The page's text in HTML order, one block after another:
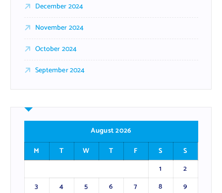
December 2024
November 2024
October 2024
September 2024
August 2026
M
T W T F S
S
1
2
3
4 5 6 7 8
9